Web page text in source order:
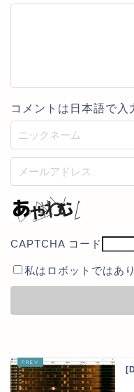
コメントは日本語で
CAPTCHA コード
私はロボットではあ